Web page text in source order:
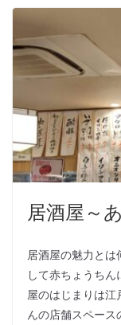
居酒屋～
居酒屋の魅力と
して赤ちょうち
屋のはじまりは江
んの店舗スペース